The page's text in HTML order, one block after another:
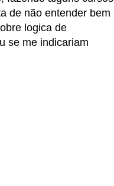
de não entender bem
logica de
se me indicariam